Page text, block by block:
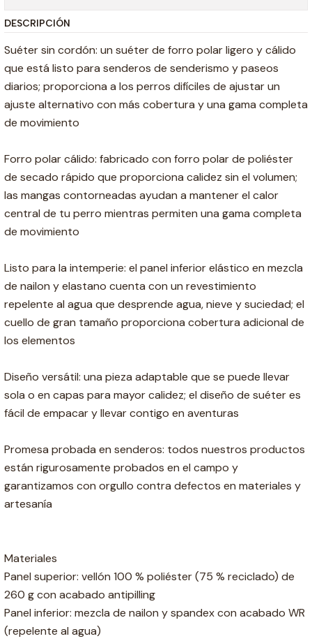
DESCRIPCIÓN
Suéter sin cordón: un suéter de forro polar ligero y cálido
que está listo para senderos de senderismo y paseos
diarios; proporciona a los perros difíciles de ajustar un
ajuste alternativo con más cobertura y una gama completa
de movimiento
Forro polar cálido: fabricado con forro polar de poliéster
de secado rápido que proporciona calidez sin el volumen;
las mangas contorneadas ayudan a mantener el calor
central de tu perro mientras permiten una gama completa
de movimiento
Listo para la intemperie: el panel inferior elástico en mezcla
de nailon y elastano cuenta con un revestimiento
repelente al agua que desprende agua, nieve y suciedad; el
cuello de gran tamaño proporciona cobertura adicional de
los elementos
Diseño versátil: una pieza adaptable que se puede llevar
sola o en capas para mayor calidez; el diseño de suéter es
fácil de empacar y llevar contigo en aventuras
Promesa probada en senderos: todos nuestros productos
están rigurosamente probados en el campo y
garantizamos con orgullo contra defectos en materiales y
artesanía
Materiales
Panel superior: vellón 100 % poliéster (75 % reciclado) de
260 g con acabado antipilling
Panel inferior: mezcla de nailon y spandex con acabado WR
(repelente al agua)